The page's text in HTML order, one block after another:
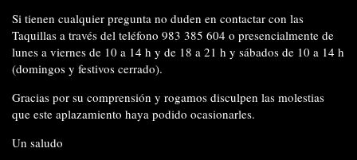
Si tienen cualquier pregunta no duden en contactar con las
Taquillas a través del teléfono 983 385 604 o presencialmente de
lunes a viernes de 10 a 14 h y de 18 a 21 h y sábados de 10 a 14 h
(domingos y festivos cerrado).
Gracias por su comprensión y rogamos disculpen las molestias
que este aplazamiento haya podido ocasionarles.
Un saludo